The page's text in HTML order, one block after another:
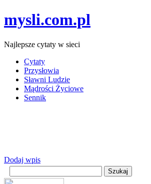
mysli.com.pl
Najlepsze cytaty w sieci
Cytaty
Przysłowia
Sławni Ludzie
Mądrości Życiowe
Sennik
Dodaj wpis